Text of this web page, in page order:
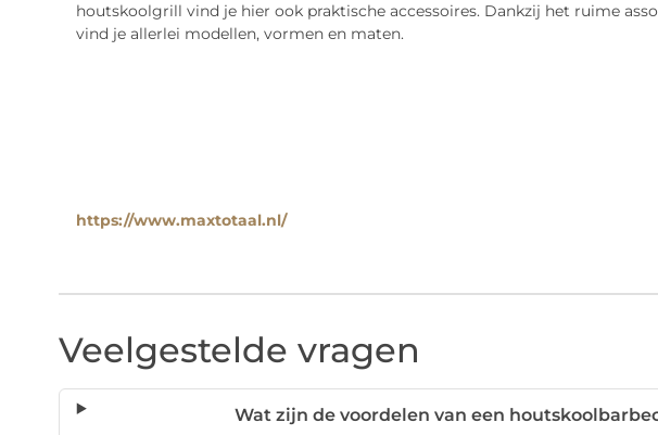
houtskoolgrill vind je hier ook praktische accessoires. Dankzij het ruime
vind je allerlei modellen, vormen en maten.
https://www.maxtotaal.nl/
Veelgestelde vragen
Wat zijn de voordelen van een